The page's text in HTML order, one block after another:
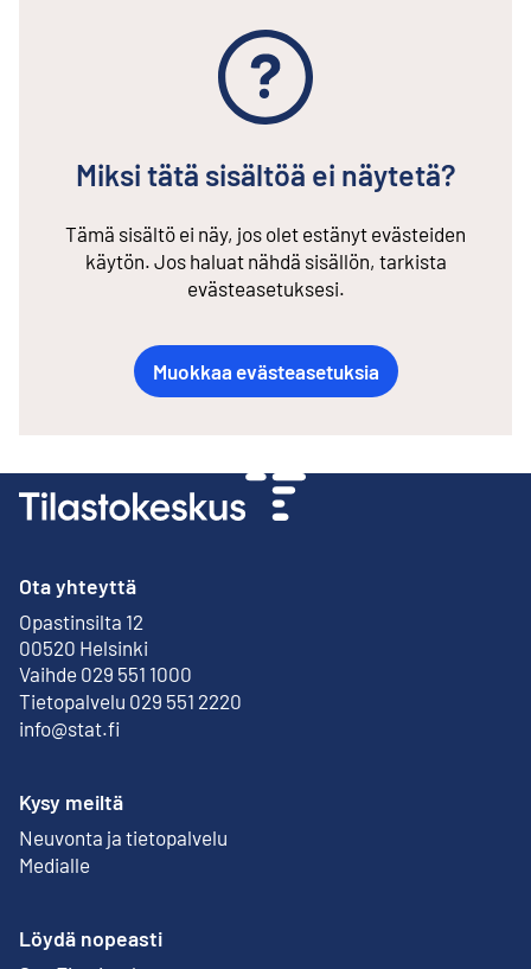
Miksi tätä sisältöä ei näytetä?
Tämä sisältö ei näy, jos olet estänyt evästeiden
käytön. Jos haluat nähdä sisällön, tarkista
evästeasetuksesi.
Muokkaa evästeasetuksia
Ota yhteyttä
Opastinsilta 12
00520 Helsinki
Ulkoinen linkki
Vaihde 029 551 1000
Tietopalvelu 029 551 2220
info@stat.fi
Kysy meiltä
Neuvonta ja tietopalvelu
Medialle
Löydä nopeasti